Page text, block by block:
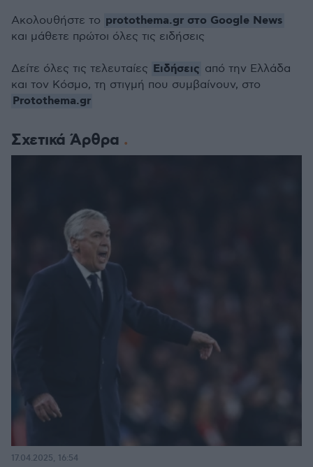
Σχετικά Άρθρα
17.04.2025, 16:54
Ακολουθήστε το protothema.gr στο Google News
και μάθετε πρώτοι όλες τις ειδήσεις
Δείτε όλες τις τελευταίες Ειδήσεις από την Ελλάδα
και τον Κόσμο, τη στιγμή που συμβαίνουν, στο
Protothema.gr